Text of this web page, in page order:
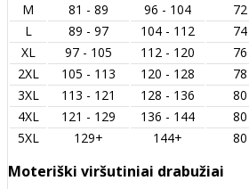
M
81 - 89 96 - 104
L
89 - 97 104 - 112
XL
97 - 105 112 - 120
2XL
105 - 113 120 - 128
3XL
113 - 121 128 - 136
4XL
121 - 129 136 - 144
5XL
129+ 144+
Moteriški viršutiniai drabužiai